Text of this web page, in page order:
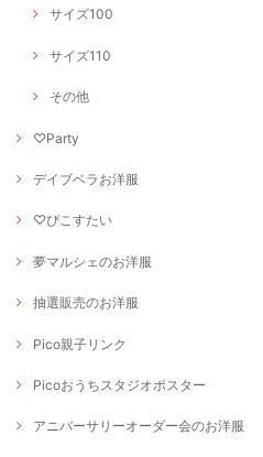
サイズ100
サイズ110
その他
♡Party
デイブベラお洋服
♡ぴこすたい
夢マルシェのお洋服
抽選販売のお洋服
Pico親子リンク
Picoおうちスタジオポスター
アニバーサリーオーダー会のお洋服